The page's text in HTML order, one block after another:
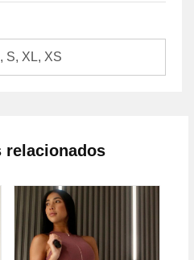
S, XL, XS
relacionados